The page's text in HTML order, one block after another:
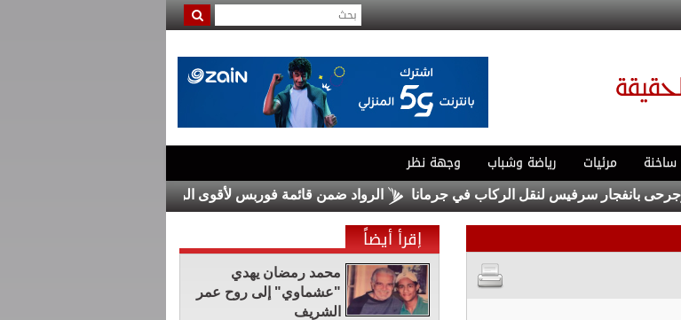
مرئيات رياضة وشباب وجهة نظر
سرفيس لنقل الركاب في جرمانا الرواد ضمن قائمة فوربس لأقوى الرؤساء التنفيذيين في الشرق الأوسط لعام
إقرأ أيضاً
محمد رمضان يهدي
"عشماوي" إلى روح عمر
الشريف